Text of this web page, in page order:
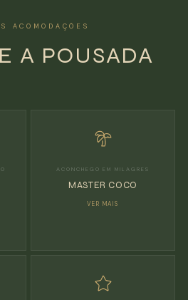
ACOMODAÇÕES
A POUSADA
ACONCHEGO EM MILAGRES
MASTER COCO
VER MAIS